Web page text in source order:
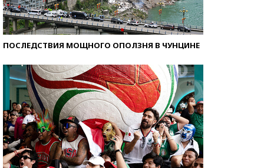
ПОСЛЕДСТВИЯ МОЩНОГО ОПОЛЗНЯ В ЧУНЦИНЕ